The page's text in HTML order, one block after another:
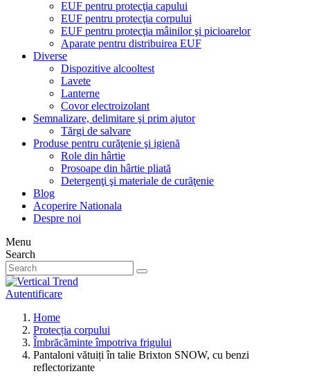
EUF pentru protecţia capului
EUF pentru protecţia corpului
EUF pentru protecţia mâinilor şi picioarelor
Aparate pentru distribuirea EUF
Diverse
Dispozitive alcooltest
Lavete
Lanterne
Covor electroizolant
Semnalizare, delimitare şi prim ajutor
Tărgi de salvare
Produse pentru curăţenie şi igienă
Role din hârtie
Prosoape din hârtie pliată
Detergenţi şi materiale de curăţenie
Blog
Acoperire Nationala
Despre noi
Menu
Search
Autentificare
Home
Protecția corpului
Îmbrăcăminte împotriva frigului
Pantaloni vătuiți în talie Brixton SNOW, cu benzi
reflectorizante